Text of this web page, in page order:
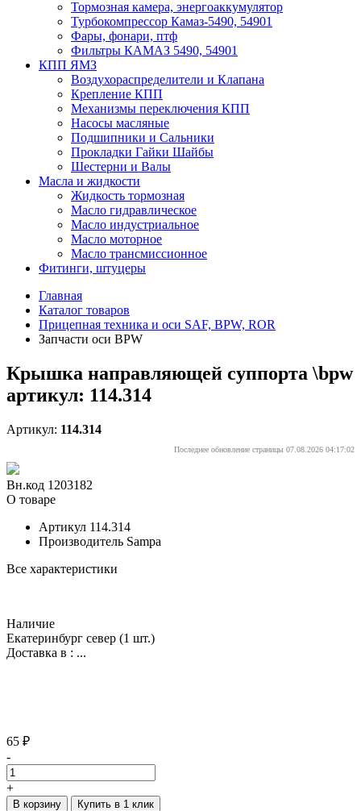
Тормозная камера, энергоаккумулятор
Турбокомпрессор Камаз-5490, 54901
Фары, фонари, птф
Фильтры КАМАЗ 5490, 54901
КПП ЯМЗ
Воздухораспределители и Клапана
Крепление КПП
Механизмы переключения КПП
Насосы масляные
Подшипники и Сальники
Прокладки Гайки Шайбы
Шестерни и Валы
Масла и жидкости
Жидкость тормозная
Масло гидравлическое
Масло индустриальное
Масло моторное
Масло трансмиссионное
Фитинги, штуцеры
Главная
Каталог товаров
Прицепная техника и оси SAF, BPW, ROR
Запчасти оси BPW
Крышка направляющей суппорта \bpw
артикул: 114.314
Артикул: 114.314
Последнее обновление страницы 07.08.2026 04:17:02
Вн.код 1203182
О товаре
Артикул 114.314
Производитель Sampa
Все характеристики
Наличие
Екатеринбург север (1 шт.)
Доставка в : ...
65 ₽
-
+
В корзину Купить в 1 клик